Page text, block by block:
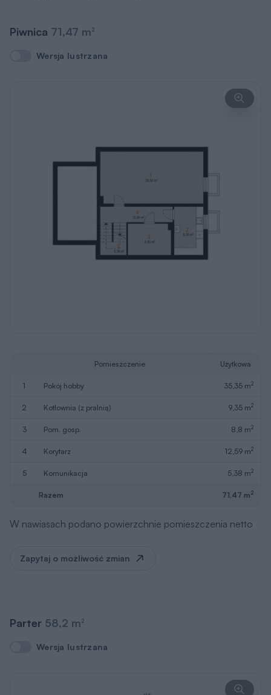
Piwnica 71,47 m2
Wersja lustrzana
Wersja lustrzana
Pomieszczenie Użytkowa
1 pokój hobby 35,35 m2
2 kotłownia (z pralnią) 9,35 m2
3 pom. gosp. 8,8 m2
4 korytarz 12,59 m2
5 komunikacja 5,38 m2
Razem 71,47 m2
W nawiasach podano powierzchnie pomieszczenia netto
Zapytaj o możliwość zmian
Parter 58,2 m2
Wersja lustrzana
Wersja lustrzana